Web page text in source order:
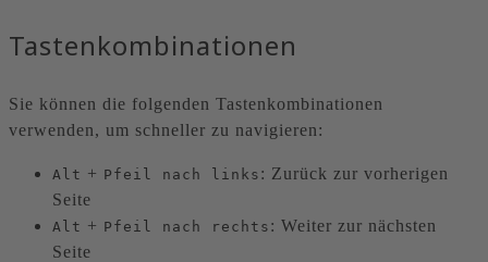
Tastenkombinationen
Sie können die folgenden Tastenkombinationen
verwenden, um schneller zu navigieren:
Alt + Pfeil nach links : Zurück zur vorherigen
Seite
Alt + Pfeil nach rechts : Weiter zur nächsten
Seite